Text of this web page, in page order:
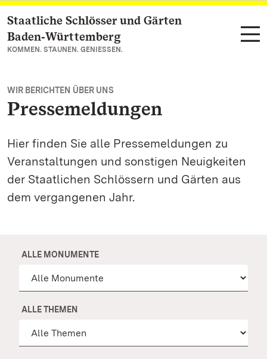
Zum Hauptinhalt springen
Staatliche Schlösser und Gärten
Baden‑Württemberg
KOMMEN. STAUNEN. GENIESSEN.
WIR BERICHTEN ÜBER UNS
Pressemeldungen
Hier finden Sie alle Pressemeldungen zu
Veranstaltungen und sonstigen Neuigkeiten
der Staatlichen Schlössern und Gärten aus
dem vergangenen Jahr.
ALLE MONUMENTE
ALLE THEMEN